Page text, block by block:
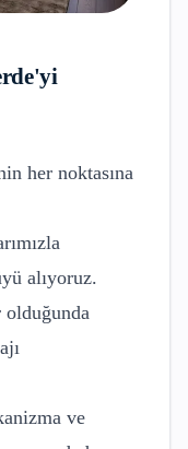
her noktasına
alıyoruz.
olduğunda
ve